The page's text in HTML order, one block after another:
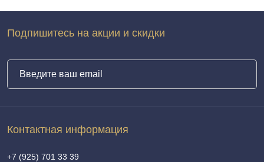
Контактная информация
+7 (925) 701 33 39
Подпишитесь на акции и скидки